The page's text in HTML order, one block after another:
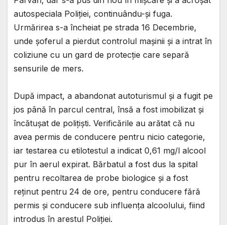
autospeciala Poliției, continuându-și fuga.
Urmărirea s-a încheiat pe strada 16 Decembrie,
unde șoferul a pierdut controlul mașinii și a intrat în
coliziune cu un gard de protecție care separă
sensurile de mers.
După impact, a abandonat autoturismul și a fugit pe
jos până în parcul central, însă a fost imobilizat și
încătușat de polițiști. Verificările au arătat că nu
avea permis de conducere pentru nicio categorie,
iar testarea cu etilotestul a indicat 0,61 mg/l alcool
pur în aerul expirat. Bărbatul a fost dus la spital
pentru recoltarea de probe biologice și a fost
reținut pentru 24 de ore, pentru conducere fără
permis și conducere sub influența alcoolului, fiind
introdus în arestul Poliției.